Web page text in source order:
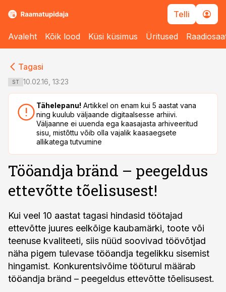
Telli
Avaleht Kõik lood Küsi küsimus Üritused
Tagasi
ST 10.02.16, 13:23
Tähelepanu! Artikkel on enam kui 5 aastat vana
ning kuulub väljaande digitaalsesse arhiivi.
Väljaanne ei uuenda ega kaasajasta arhiveeritud
sisu, mistõttu võib olla vajalik kaasaegsete
allikatega tutvumine
Tööandja bränd – peegeldus
ettevõtte tõelisusest!
Kui veel 10 aastat tagasi hindasid töötajad
ettevõtte juures eelkõige kaubamärki, toote või
teenuse kvaliteeti, siis nüüd soovivad töövõtjad
näha pigem tulevase tööandja tegelikku sisemist
hingamist. Konkurentsivõime tööturul määrab
tööandja bränd – peegeldus ettevõtte tõelisusest.